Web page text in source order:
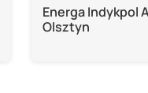
Energa Indykpol
Olsztyn